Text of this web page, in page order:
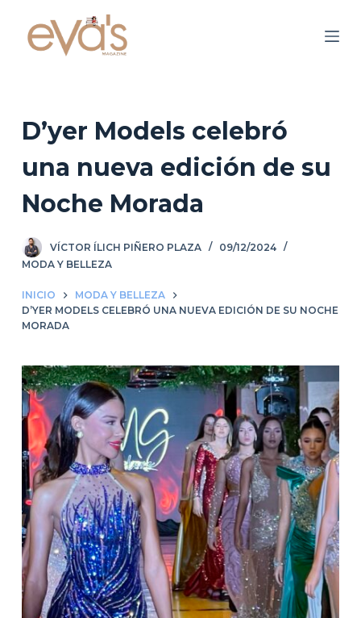
e
n
d
D’yer Models celebró
una nueva edición de su
Noche Morada
VÍCTOR ÍLICH PIÑERO PLAZA
09/12/2024
MODA Y BELLEZA
INICIO
MODA Y BELLEZA
D’YER MODELS CELEBRÓ UNA NUEVA EDICIÓN DE SU NOCHE
MORADA